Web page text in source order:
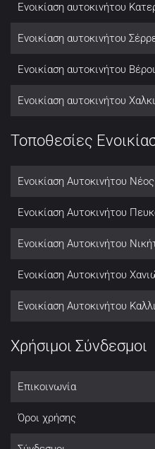
Ενοικίαση αυτοκινήτου
Ενοικίαση αυτοκινήτου
Ενοικίαση αυτοκινήτου
Ενοικίαση αυτοκινήτου
Τοποθεσίες
Ενοικίαση Αυτοκινήτου
Ενοικίαση Αυτοκινήτου
Ενοικίαση Αυτοκινήτου
Ενοικίαση Αυτοκινήτου
Ενοικίαση Αυτοκινήτου
Χρήσιμοι Σύνδεσμοι
Επικοινωνία
Όροι χρήσης